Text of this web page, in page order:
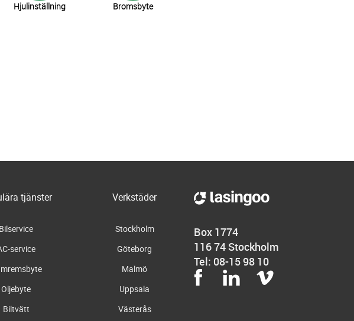
Hjulinställning Bromsbyte
tjänster
Bilservice
service
Oljebyte
Biltvätt
Verkstäder
Stockholm
Göteborg
Malmö
Uppsala
Västerås
Box 1774
116 74 Stockholm
Tel: 08-15 98 10